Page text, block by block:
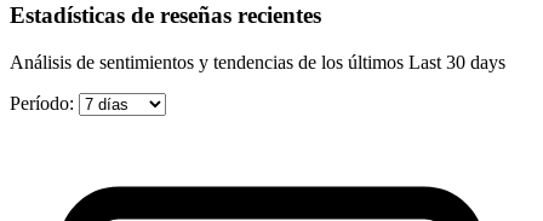
Estadísticas de reseñas recientes
Análisis de sentimientos y tendencias de los últimos Last 30 days
Período: